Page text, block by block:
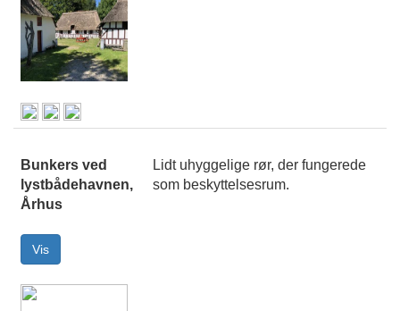
Bunkers ved
lystbådehavnen,
Århus
Lidt uhyggelige rør, der fungerede
som beskyttelsesrum.